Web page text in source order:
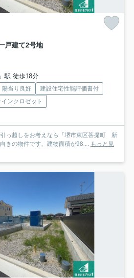
戸建て2号地
駅 徒歩18分
陽当り良好
建設住宅性能評価書付
ンクロゼット
っ越しをお考えなら「堺市東区菩提町 新
きの物件です。建物面積が98.... もっと見